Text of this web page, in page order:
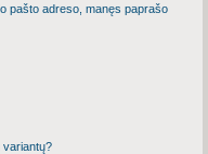
pašto adreso, manęs paprašo
variantų?